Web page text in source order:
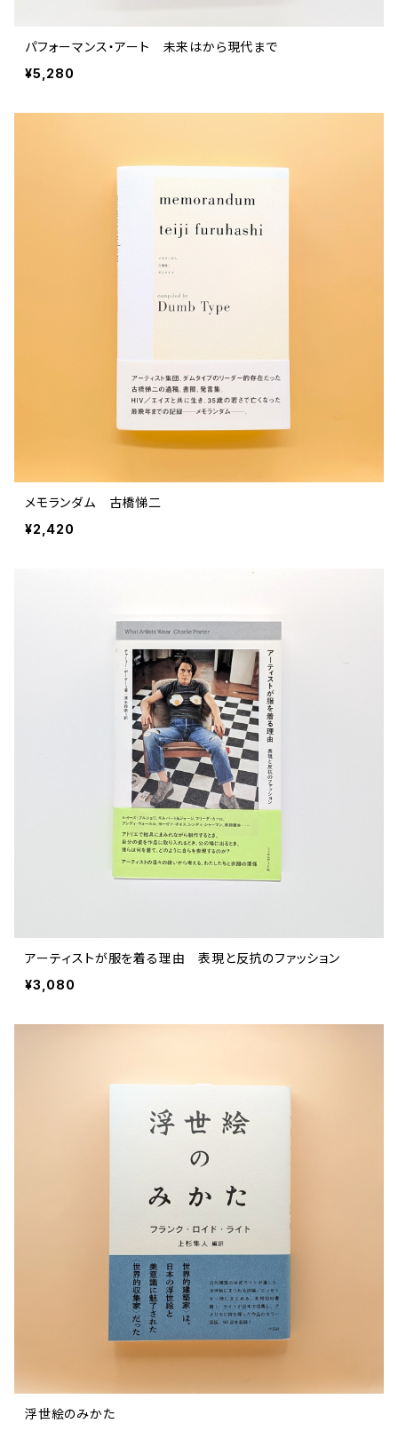
パフォーマンス・アート 未来はから現代まで
¥5,280
メモランダム 古橋悌二
¥2,420
アーティストが服を着る理由 表現と反抗のファッション
¥3,080
浮世絵のみかた